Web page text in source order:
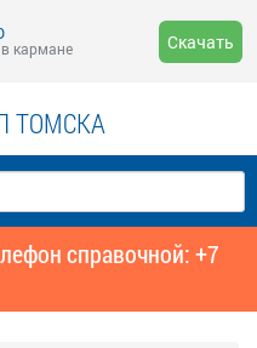
кармане
Скачать
ТОМСКА
справочной: +7